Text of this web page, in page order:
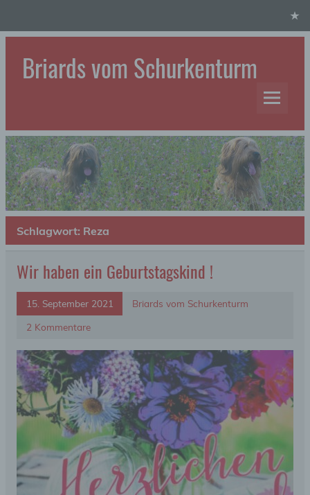
Briards vom Schurkenturm
Schlagwort: Reza
Wir haben ein Geburtstagskind !
15. September 2021
Briards vom Schurkenturm
2 Kommentare